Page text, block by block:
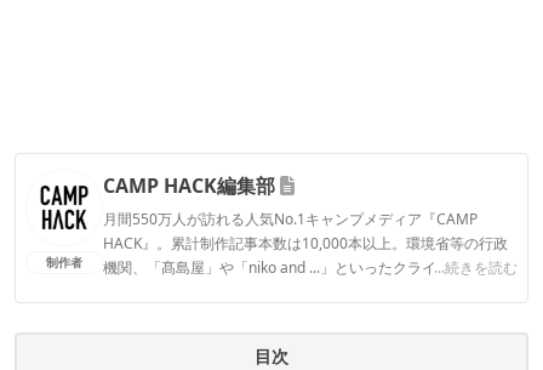
制作者
CAMP HACK編集部
月間550万人が訪れる人気No.1キャンプメディア『CAMP
HACK』。累計制作記事本数は10,000本以上。環境省等の行政
機関、「髙島屋」や「niko and ...」といったクライアントとの
...続きを読む
CAMP HACK編集部のプロフィール
目次